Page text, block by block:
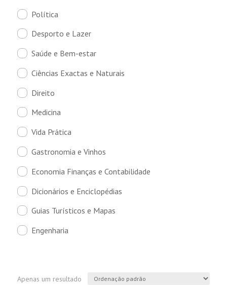
Política
Desporto e Lazer
Saúde e Bem-estar
Ciências Exactas e Naturais
Direito
Medicina
Vida Prática
Gastronomia e Vinhos
Economia Finanças e Contabilidade
Dicionários e Enciclopédias
Guias Turísticos e Mapas
Engenharia
Apenas um resultado